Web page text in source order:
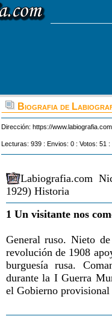
Biografia de
Dirección: https://
Lecturas: 939 : Envios: 0 : Votos: 51
Labiografia.com
1929) Historia
1 Un visitante nos
General ruso. Nieto
revolución de 1908
burguesía rusa.
durante la I Guerra
el Gobierno provisional